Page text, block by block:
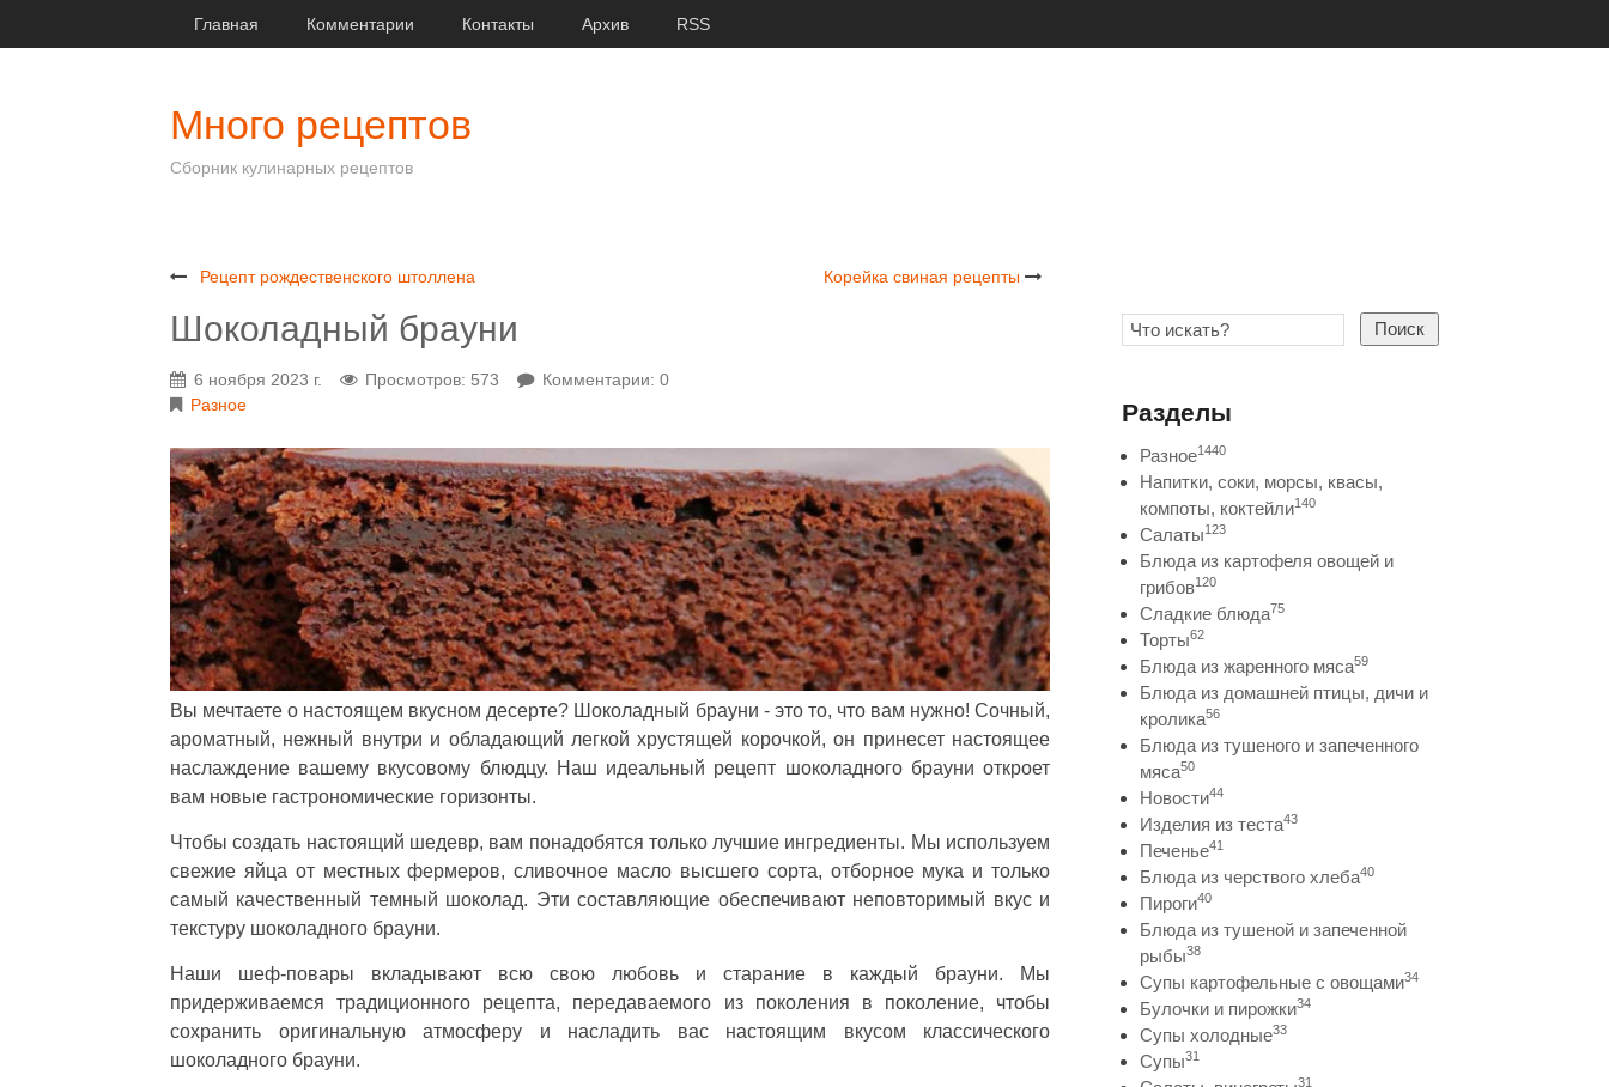
Главная Комментарии Контакты Архив RSS
Много рецептов
Сборник кулинарных рецептов
Рецепт рождественского штоллена Корейка свиная рецепты
Шоколадный брауни
6 ноября 2023 г. Просмотров: 573
Комментарии: 0
Разное
Вы мечтаете о настоящем вкусном десерте? Шоколадный брауни - это то, что вам нужно! Сочный,
ароматный, нежный внутри и обладающий легкой хрустящей корочкой, он принесет настоящее
наслаждение вашему вкусовому блюдцу. Наш идеальный рецепт шоколадного брауни откроет
вам новые гастрономические горизонты.
Чтобы создать настоящий шедевр, вам понадобятся только лучшие ингредиенты. Мы используем
свежие яйца от местных фермеров, сливочное масло высшего сорта, отборное мука и только
самый качественный темный шоколад. Эти составляющие обеспечивают неповторимый вкус и
текстуру шоколадного брауни.
Наши шеф-повары вкладывают всю свою любовь и старание в каждый брауни. Мы
придерживаемся традиционного рецепта, передаваемого из поколения в поколение, чтобы
сохранить оригинальную атмосферу и насладить вас настоящим вкусом классического
шоколадного брауни.
Поиск
Разделы
Разное1440
Напитки, соки, морсы, квасы,
компоты, коктейли140
Салаты123
Блюда из картофеля овощей и
грибов120
Сладкие блюда75
Торты62
Блюда из жаренного мяса59
Блюда из домашней птицы, дичи и
кролика56
Блюда из тушеного и запеченного
мяса50
Новости44
Изделия из теста43
Печенье41
Блюда из черствого хлеба40
Пироги40
Блюда из тушеной и запеченной
рыбы38
Супы картофельные с овощами34
Булочки и пирожки34
Супы холодные33
Супы31
31